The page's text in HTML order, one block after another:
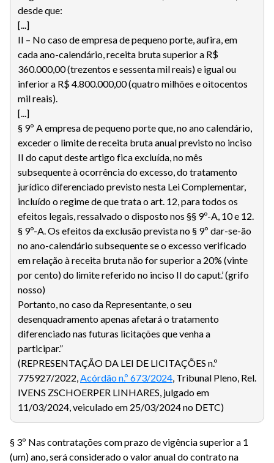
desde que:
[...]
II – No caso de empresa de pequeno porte, aufira, em
cada ano-calendário, receita bruta superior a R$
360.000,00 (trezentos e sessenta mil reais) e igual ou
inferior a R$ 4.800.000,00 (quatro milhões e oitocentos
mil reais).
[...]
§ 9º A empresa de pequeno porte que, no ano calendário,
exceder o limite de receita bruta anual previsto no inciso
II do caput deste artigo fica excluída, no mês
subsequente à ocorrência do excesso, do tratamento
jurídico diferenciado previsto nesta Lei Complementar,
incluído o regime de que trata o art. 12, para todos os
efeitos legais, ressalvado o disposto nos §§ 9º-A, 10 e 12.
§ 9º-A. Os efeitos da exclusão prevista no § 9º dar-se-ão
no ano-calendário subsequente se o excesso verificado
em relação à receita bruta não for superior a 20% (vinte
por cento) do limite referido no inciso II do caput.’ (grifo
nosso)
Portanto, no caso da Representante, o seu
desenquadramento apenas afetará o tratamento
diferenciado nas futuras licitações que venha a
participar.”
(REPRESENTAÇÃO DA LEI DE LICITAÇÕES n.º
775927/2022,Acórdão n.º 673/2024, Tribunal Pleno, Rel.
IVENS ZSCHOERPER LINHARES, julgado em
11/03/2024, veiculado em 25/03/2024 no DETC)
§ 3º Nas contratações com prazo de vigência superior a 1
(um) ano, será considerado o valor anual do contrato na